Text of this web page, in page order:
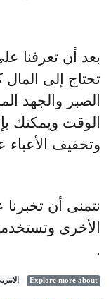
بعد أن تعرفنا
تحتاج إلى
الصبر والجهد
الوقت ويمكنك
وتخفيف الأعباء
نتمنى أن
الأخرى
.
Explore more about